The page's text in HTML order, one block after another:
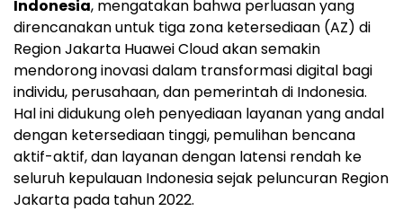
Indonesia, mengatakan bahwa perluasan yang
direncanakan untuk tiga zona ketersediaan (AZ) di
Region Jakarta Huawei Cloud akan semakin
mendorong inovasi dalam transformasi digital bagi
individu, perusahaan, dan pemerintah di Indonesia.
Hal ini didukung oleh penyediaan layanan yang andal
dengan ketersediaan tinggi, pemulihan bencana
aktif-aktif, dan layanan dengan latensi rendah ke
seluruh kepulauan Indonesia sejak peluncuran Region
Jakarta pada tahun 2022.